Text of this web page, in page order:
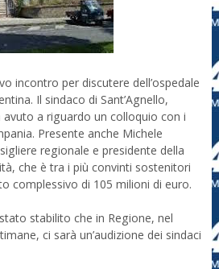
incontro per discutere dell’ospedale
Il sindaco di Sant’Agnello,
a riguardo un colloquio con i
Presente anche Michele
regionale e presidente della
che è tra i più convinti sostenitori
complessivo di 105 milioni di euro.
stabilito che in Regione, nel
ci sarà un’audizione dei sindaci